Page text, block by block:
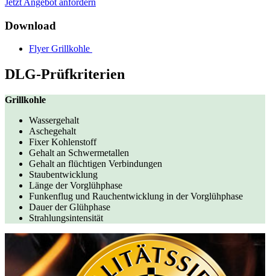
Jetzt Angebot anfordern
Download
Flyer Grillkohle
DLG-Prüfkriterien
Grillkohle
Wassergehalt
Aschegehalt
Fixer Kohlenstoff
Gehalt an Schwermetallen
Gehalt an flüchtigen Verbindungen
Staubentwicklung
Länge der Vorglühphase
Funkenflug und Rauchentwicklung in der Vorglühphase
Dauer der Glühphase
Strahlungsintensität